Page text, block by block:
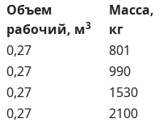
Объем
рабочий, м3
Масса,
кг
0,27
801
0,27
990
0,27
1530
0,27
2100